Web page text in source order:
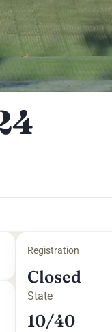
Registration
Closed
State
10/40